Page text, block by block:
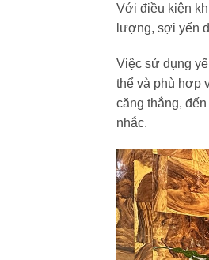
Với điều kiện
lượng, sợi yến
Việc sử dụng
thể và phù hợp
căng thẳng,
nhắc.